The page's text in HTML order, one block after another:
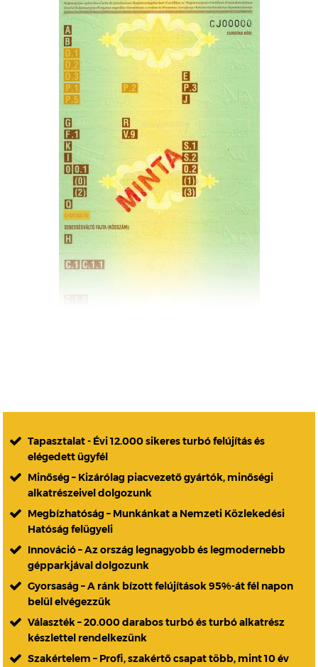
Tapasztalat - Évi 12.000 sikeres turbó felújítás és
elégedett ügyfél
Minőség – Kizárólag piacvezető gyártók, minőségi
alkatrészeivel dolgozunk
Megbízhatóság – Munkánkat a Nemzeti Közlekedési
Hatóság felügyeli
Innováció – Az ország legnagyobb és legmodernebb
gépparkjával dolgozunk
Gyorsaság – A ránk bízott felújítások 95%-át fél napon
belül elvégezzük
Választék – 20.000 darabos turbó és turbó alkatrész
készlettel rendelkezünk
Szakértelem – Profi, szakértő csapat több, mint 10 év